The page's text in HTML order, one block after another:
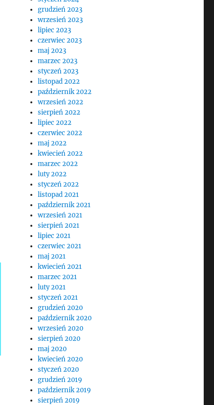
grudzień 2023
wrzesień 2023
lipiec 2023
czerwiec 2023
maj 2023
marzec 2023
styczeń 2023
listopad 2022
październik 2022
wrzesień 2022
sierpień 2022
lipiec 2022
czerwiec 2022
maj 2022
kwiecień 2022
marzec 2022
luty 2022
styczeń 2022
listopad 2021
październik 2021
wrzesień 2021
sierpień 2021
lipiec 2021
czerwiec 2021
maj 2021
kwiecień 2021
marzec 2021
luty 2021
styczeń 2021
grudzień 2020
październik 2020
wrzesień 2020
sierpień 2020
maj 2020
kwiecień 2020
styczeń 2020
grudzień 2019
październik 2019
sierpień 2019